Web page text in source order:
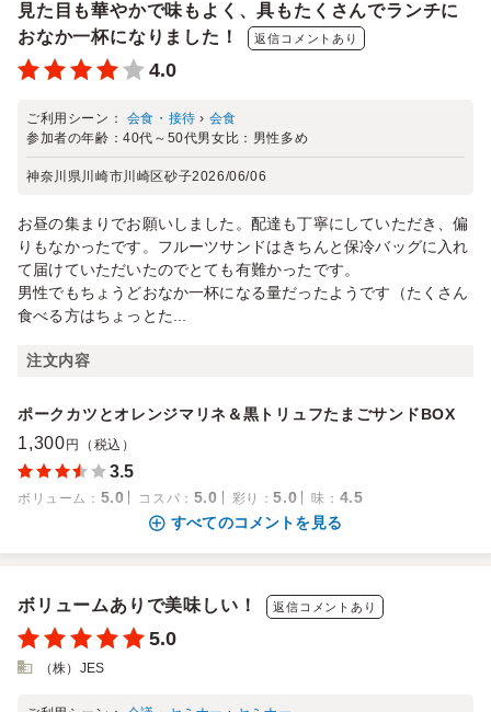
見た目も華やかで味もよく、具もたくさんでランチに
おなか一杯になりました！
返信コメントあり
4.0
ご利用シーン： 会食・接待 › 会食
参加者の年齢：40代～50代男女比： 男性多め
神奈川県川崎市川崎区砂子2026/06/06
お昼の集まりでお願いしました。配達も丁寧にしていただき、偏
りもなかったです。フルーツサンドはきちんと保冷バッグに入れ
て届けていただいたのでとても有難かったです。
男性でもちょうどおなか一杯になる量だったようです（たくさん
食べる方はちょっとた...
注文内容
ポークカツとオレンジマリネ＆黒トリュフたまごサンドBOX
1,300 円（税込）
3.5
ボリューム ： 5.0 コスパ ： 5.0 彩り ：5.0 味 ： 4.5
すべてのコメントを見る
ボリュームありで美味しい！ 返信コメントあり
5.0
（株）JES